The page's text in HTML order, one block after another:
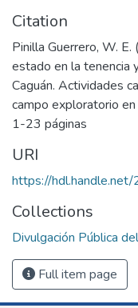
Citation
Pinilla Guerrero, W.
estado en la tenencia
Caguán. Actividades
campo exploratorio
1-23 páginas
URI
https://
Collections
Divulgación Pública
Full item page